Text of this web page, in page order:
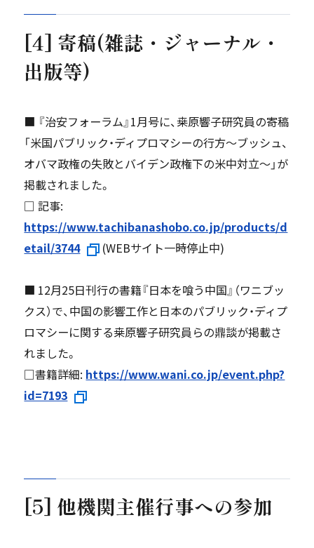
[4] 寄稿(雑誌・ジャーナル・
出版等)
■ 『治安フォーラム』1月号に、桒原響子研究員の寄稿
「米国パブリック・ディプロマシーの行方～ブッシュ、
オバマ政権の失敗とバイデン政権下の米中対立～」が
掲載されました。
□ 記事:
https://www.tachibanashobo.co.jp/products/d
etail/3744
(WEBサイト一時停止中)
■ 12月25日刊行の書籍『日本を喰う中国』（ワニブッ
クス）で、中国の影響工作と日本のパブリック・ディプ
ロマシーに関する桒原響子研究員らの鼎談が掲載さ
れました。
□書籍詳細: https://www.wani.co.jp/event.php?
id=7193
[5] 他機関主催行事への参加